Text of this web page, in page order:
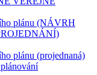
plánu (NÁVRH
plánu (projednaná)